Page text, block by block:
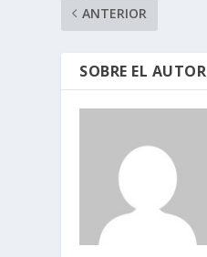
ANTERIOR
SOBRE EL AUTOR